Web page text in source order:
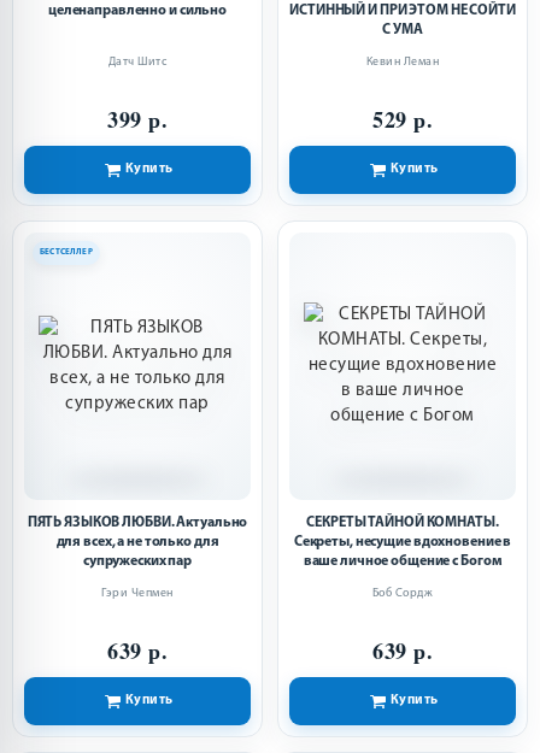
целенаправленно и сильно
Датч Шитс
399 р.
Купить
ИСТИННЫЙ И ПРИ ЭТОМ НЕ СОЙТИ
С УМА
Кевин Леман
529 р.
Купить
БЕСТСЕЛЛЕР
ПЯТЬ ЯЗЫКОВ ЛЮБВИ. Актуально
для всех, а не только для
супружеских пар
Гэри Чепмен
639 р.
Купить
СЕКРЕТЫ ТАЙНОЙ КОМНАТЫ.
Секреты, несущие вдохновение в
ваше личное общение с Богом
Боб Сордж
639 р.
Купить